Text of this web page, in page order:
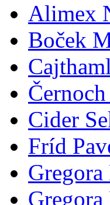
Alimex
Boček
Cider
Fríd
Gregora